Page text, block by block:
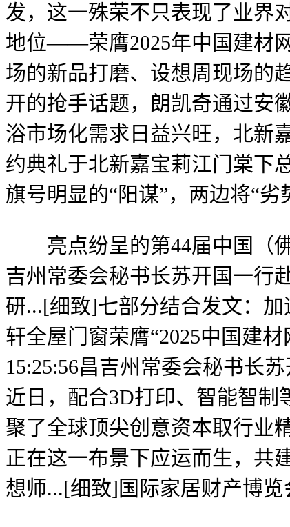
发，这一殊荣不只表现了业界
地位——荣膺2025年中国建材
场的新品打磨、设想周现场的
开的抢手话题，朗凯奇通过安
浴市场化需求日益兴旺，北新
约典礼于北新嘉宝莉江门棠下
旗号明显的“阳谋”，两边将“
亮点纷呈的第44届中国（佛
吉州常委会秘书长苏开国一行
研...[细致]七部分结合发文：加
轩全屋门窗荣膺“2025中国建
15:25:56昌吉州常委会秘书长
近日，配合3D打印、智能智
聚了全球顶尖创意资本取行
正在这一布景下应运而生，共
想师...[细致]国际家居财产博览